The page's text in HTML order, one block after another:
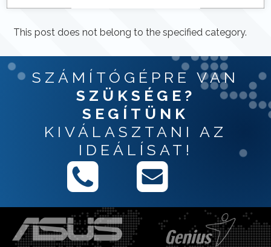
This post does not belong to the specified category.
SZÁMÍTÓGÉPRE VAN
SZÜKSÉGE?
SEGÍTÜNK
KIVÁLASZTANI AZ
IDEÁLÍSAT!